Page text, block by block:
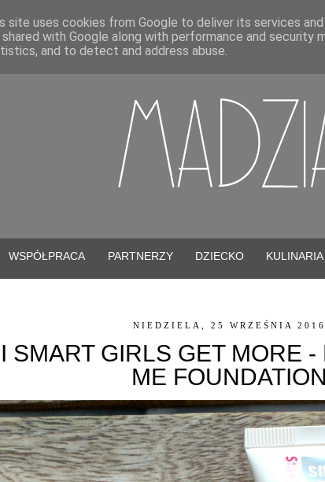
WSPÓŁPRACA PARTNERZY DZIECKO KULINARIA
NIEDZIELA, 25 WRZEŚNIA 2016
SMART GIRLS GET MORE
ME FOUNDATION
site uses cookies from Google to deliver its services
shared with Google along with performance and
and to detect and address abuse.